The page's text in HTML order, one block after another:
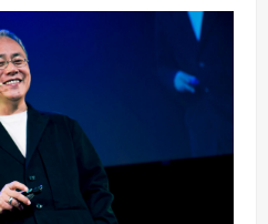
紀人類行為、設計、品牌與市場
、衣、住、行、育、樂的個案研究
的設計、品牌與行銷領域。